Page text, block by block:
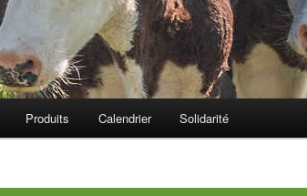
Produits Calendrier Solidarité